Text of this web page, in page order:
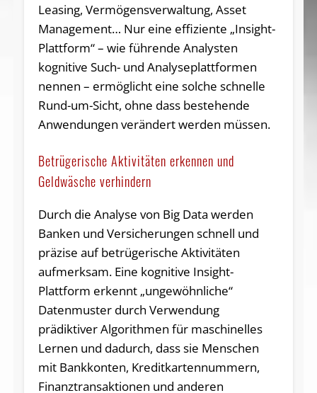
Leasing, Vermögensverwaltung, Asset
Management… Nur eine effiziente „Insight-
Plattform“ – wie führende Analysten
kognitive Such- und Analyseplattformen
nennen – ermöglicht eine solche schnelle
Rund-um-Sicht, ohne dass bestehende
Anwendungen verändert werden müssen.
Betrügerische Aktivitäten erkennen und
Geldwäsche verhindern
Durch die Analyse von Big Data werden
Banken und Versicherungen schnell und
präzise auf betrügerische Aktivitäten
aufmerksam. Eine kognitive Insight-
Plattform erkennt „ungewöhnliche“
Datenmuster durch Verwendung
prädiktiver Algorithmen für maschinelles
Lernen und dadurch, dass sie Menschen
mit Bankkonten, Kreditkartennummern,
Finanztransaktionen und anderen